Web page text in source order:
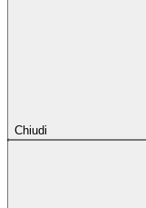
Chiudi